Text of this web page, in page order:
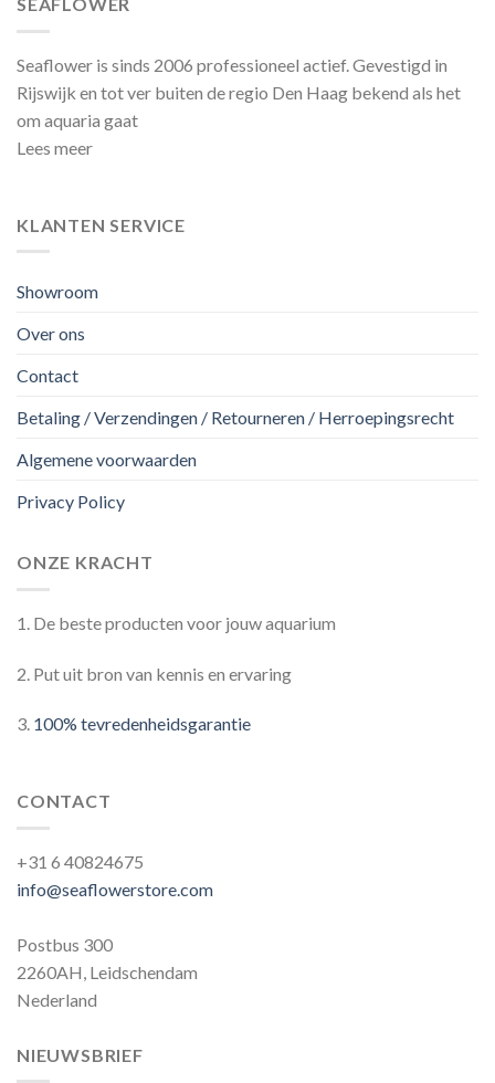
SEAFLOWER
Seaflower is sinds 2006 professioneel actief. Gevestigd in
Rijswijk en tot ver buiten de regio Den Haag bekend als het
om aquaria gaat
Lees meer
KLANTEN SERVICE
Showroom
Over ons
Contact
Betaling / Verzendingen / Retourneren / Herroepingsrecht
Algemene voorwaarden
Privacy Policy
ONZE KRACHT
1. De beste producten voor jouw aquarium
2. Put uit bron van kennis en ervaring
3. 100% tevredenheidsgarantie
CONTACT
+31 6 40824675
info@seaflowerstore.com
Postbus 300
2260AH, Leidschendam
Nederland
NIEUWSBRIEF